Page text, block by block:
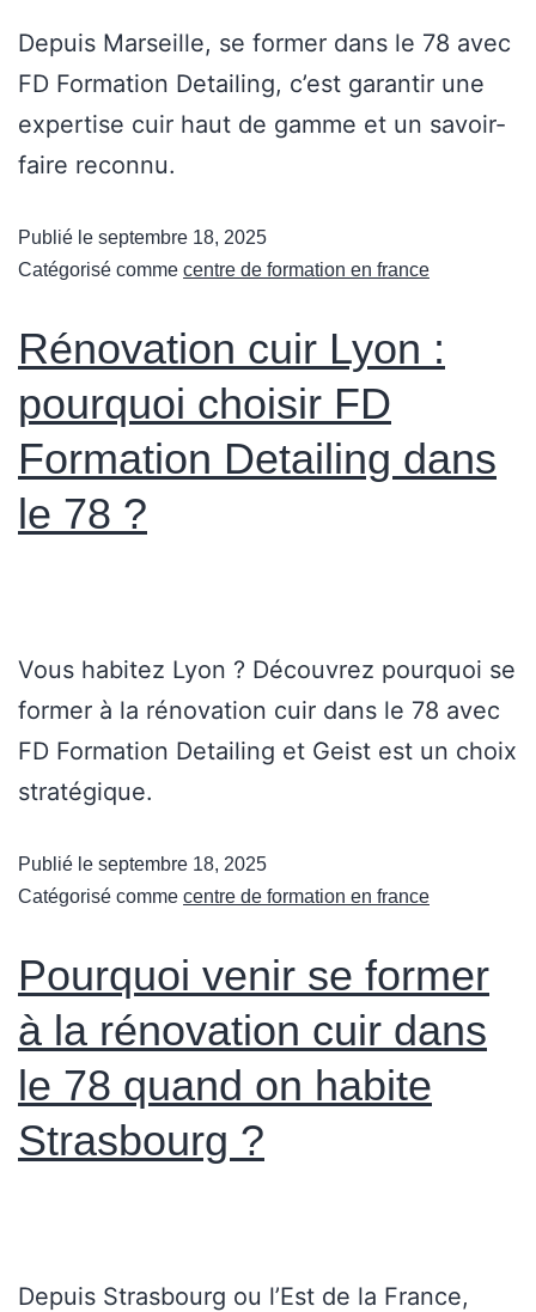
Depuis Marseille, se former dans le 78 avec
FD Formation Detailing, c’est garantir une
expertise cuir haut de gamme et un savoir-
faire reconnu.
Publié le septembre 18, 2025
Catégorisé comme centre de formation en france
Rénovation cuir Lyon :
pourquoi choisir FD
Formation Detailing dans
le 78 ?
Vous habitez Lyon ? Découvrez pourquoi se
former à la rénovation cuir dans le 78 avec
FD Formation Detailing et Geist est un choix
stratégique.
Publié le septembre 18, 2025
Catégorisé comme centre de formation en france
Pourquoi venir se former
à la rénovation cuir dans
le 78 quand on habite
Strasbourg ?
Depuis Strasbourg ou l’Est de la France,